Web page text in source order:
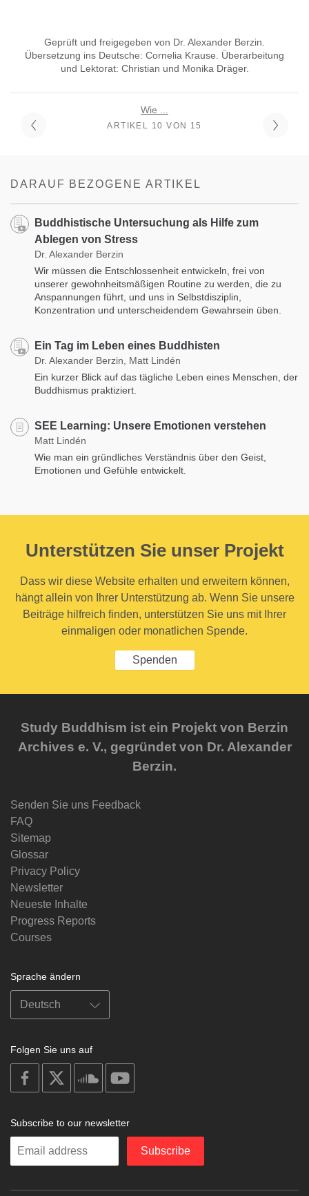
Geprüft und freigegeben von Dr. Alexander Berzin.
Übersetzung ins Deutsche: Cornelia Krause. Überarbeitung
und Lektorat: Christian und Monika Dräger.
Wie ...
ARTIKEL 10 VON 15
DARAUF BEZOGENE ARTIKEL
Buddhistische Untersuchung als Hilfe zum
Ablegen von Stress
Dr. Alexander Berzin
Wir müssen die Entschlossenheit entwickeln, frei von
unserer gewohnheitsmäßigen Routine zu werden, die zu
Anspannungen führt, und uns in Selbstdisziplin,
Konzentration und unterscheidendem Gewahrsein üben.
Ein Tag im Leben eines Buddhisten
Dr. Alexander Berzin, Matt Lindén
Ein kurzer Blick auf das tägliche Leben eines Menschen, der
Buddhismus praktiziert.
SEE Learning: Unsere Emotionen verstehen
Matt Lindén
Wie man ein gründliches Verständnis über den Geist,
Emotionen und Gefühle entwickelt.
Unterstützen Sie unser Projekt
Dass wir diese Website erhalten und erweitern können,
hängt allein von Ihrer Unterstützung ab. Wenn Sie unsere
Beiträge hilfreich finden, unterstützen Sie uns mit Ihrer
einmaligen oder monatlichen Spende.
Spenden
Study Buddhism ist ein Projekt von Berzin
Archives e. V., gegründet von Dr. Alexander
Berzin.
Senden Sie uns Feedback
FAQ
Sitemap
Glossar
Privacy Policy
Newsletter
Neueste Inhalte
Progress Reports
Courses
Sprache ändern
Folgen Sie uns auf
on
facebook
soundcloud
Subscribe to our newsletter
Enter
Subscribe